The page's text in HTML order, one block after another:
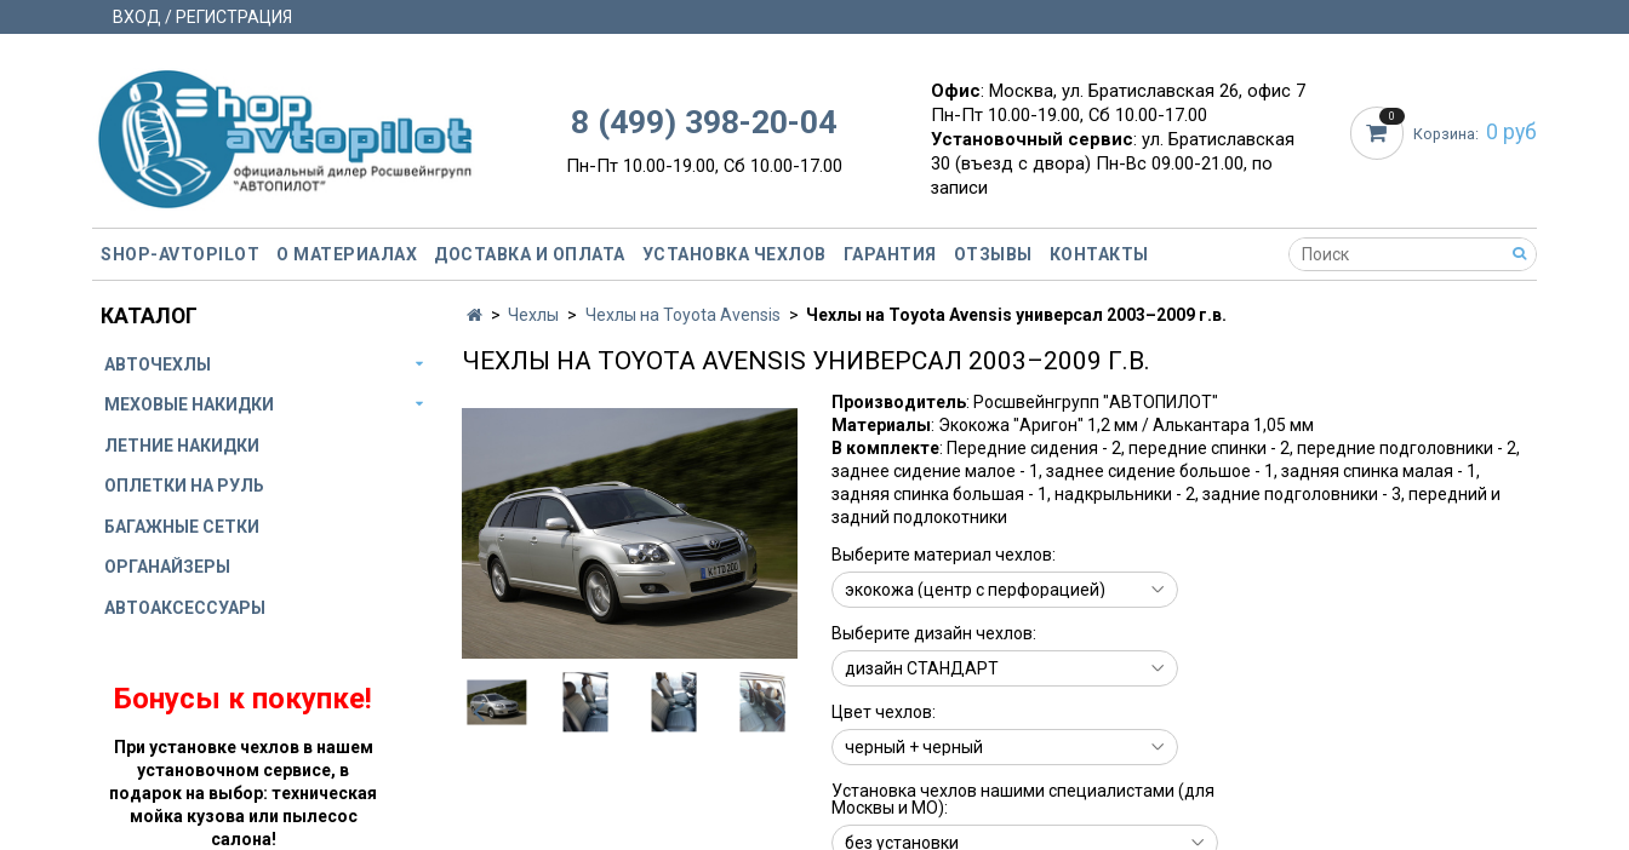
ВХОД / РЕГИСТРАЦИЯ
8 (499) 398-20-04
Пн-Пт 10.00-19.00, Сб 10.00-17.00
Офис: Москва, ул. Братиславская 26, офис 7
Пн-Пт 10.00-19.00, Сб 10.00-17.00
Установочный сервис: ул. Братиславская
30 (въезд с двора) Пн-Вс 09.00-21.00, по
записи
0
Корзина: 0 руб
SHOP-AVTOPILOT О МАТЕРИАЛАХ ДОСТАВКА И ОПЛАТА УСТАНОВКА ЧЕХЛОВ ГАРАНТИЯ ОТЗЫВЫ КОНТАКТЫ
Чехлы Чехлы на Toyota Avensis Чехлы на Toyota Avensis универсал 2003–2009 г.в.
ЧЕХЛЫ НА TOYOTA AVENSIS УНИВЕРСАЛ 2003–2009 Г.В.
Производитель: Росшвейнгрупп "АВТОПИЛОТ"
Материалы: Экокожа "Аригон" 1,2 мм / Алькантара 1,05 мм
В комплекте: Передние сидения - 2, передние спинки - 2, передние подголовники - 2,
заднее сидение малое - 1, заднее сидение большое - 1, задняя спинка малая - 1,
задняя спинка большая - 1, надкрыльники - 2, задние подголовники - 3, передний и
задний подлокотники
Выберите материал чехлов:
Выберите дизайн чехлов:
Цвет чехлов:
Установка чехлов нашими специалистами (для
Москвы и МО):
КАТАЛОГ
АВТОЧЕХЛЫ
МЕХОВЫЕ НАКИДКИ
ЛЕТНИЕ НАКИДКИ
ОПЛЕТКИ НА РУЛЬ
БАГАЖНЫЕ СЕТКИ
ОРГАНАЙЗЕРЫ
АВТОАКСЕССУАРЫ
Бонусы к покупке!
При установке чехлов в нашем
установочном сервисе, в
подарок на выбор: техническая
мойка кузова или пылесос
салона!